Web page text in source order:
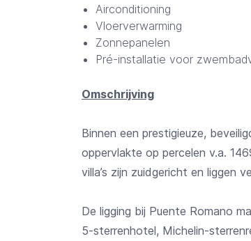
Airconditioning
Vloerverwarming
Zonnepanelen
Pré-installatie voor
Omschrijving
Binnen een prestigieuze,
oppervlakte op percelen v.a.
villa’s zijn zuidgericht en liggen
De ligging bij Puente Romano
5-sterrenhotel, Michelin-